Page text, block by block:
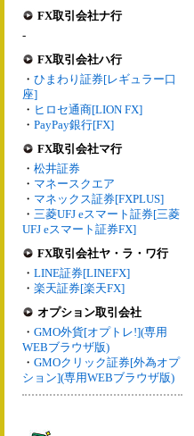
FX取引会社ナ行
-
FX取引会社ハ行
・ ひまわり証券[レギュラー口
座]
・ ヒロセ通商[LION FX]
・ PayPay銀行[FX]
FX取引会社マ行
・ 松井証券
・ マネースクエア
・ マネックス証券[FXPLUS]
・ 三菱UFJ eスマート証券[三菱
UFJ eスマート証券FX]
FX取引会社ヤ・ラ・ワ行
・ LINE証券[LINEFX]
・ 楽天証券[楽天FX]
オプション取引会社
・ GMO外貨[オプトレ!](専用
WEBブラウザ版)
・ GMOクリック証券[外為オプ
ション](専用WEBブラウザ版)